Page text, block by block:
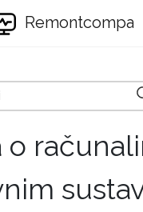
Remontcompa
o